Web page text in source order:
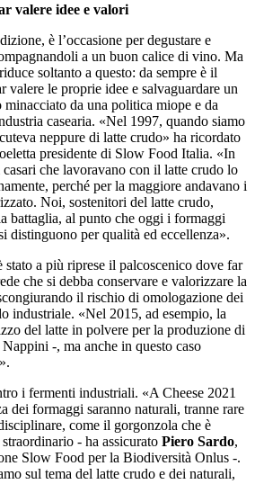
valere idee e valori
è l’occasione per degustare e
a un buon calice di vino. Ma
soltanto a questo: da sempre è il
valere le proprie idee e salvaguardare un
da una politica miope e da
casearia. «Nel 1997, quando siamo
neppure di latte crudo» ha ricordato
presidente di Slow Food Italia. «In
che lavoravano con il latte crudo lo
perché per la maggiore andavano i
Noi, sostenitori del latte crudo,
battaglia, al punto che oggi i formaggi
distinguono per qualità ed eccellenza».
a più riprese il palcoscenico dove far
che si debba conservare e valorizzare la
il rischio di omologazione dei
industriale. «Nel 2015, ad esempio, la
del latte in polvere per la produzione di
-, ma anche in questo caso
i fermenti industriali. «A Cheese 2021
dei formaggi saranno naturali, tranne rare
come il gorgonzola che è
- ha assicurato Piero Sardo,
Slow Food per la Biodiversità Onlus -.
sul tema del latte crudo e dei naturali,